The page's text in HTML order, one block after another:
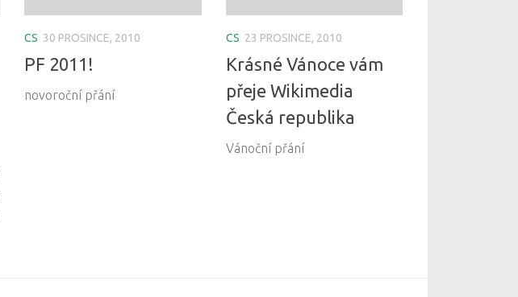
CS 30 PROSINCE, 2010
PF 2011!
novoroční přání
CS 23 PROSINCE, 2010
Krásné Vánoce vám
přeje Wikimedia
Česká republika
Vánoční přání